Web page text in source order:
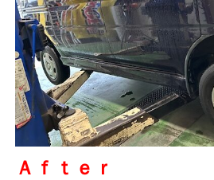
Ａｆｔｅｒ